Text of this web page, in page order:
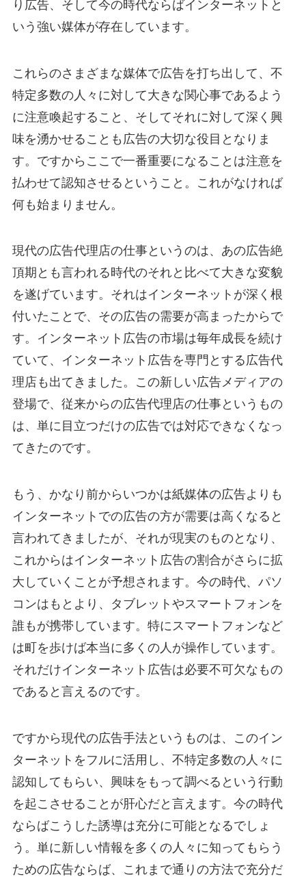
り広告、そして今の時代ならばインターネットと
いう強い媒体が存在しています。
これらのさまざまな媒体で広告を打ち出して、不
特定多数の人々に対して大きな関心事であるよう
に注意喚起すること、そしてそれに対して深く興
味を湧かせることも広告の大切な役目となりま
す。ですからここで一番重要になることは注意を
払わせて認知させるということ。これがなければ
何も始まりません。
現代の広告代理店の仕事というのは、あの広告絶
頂期とも言われる時代のそれと比べて大きな変貌
を遂げています。それはインターネットが深く根
付いたことで、その広告の需要が高まったからで
す。インターネット広告の市場は毎年成長を続け
ていて、インターネット広告を専門とする広告代
理店も出てきました。この新しい広告メディアの
登場で、従来からの広告代理店の仕事というもの
は、単に目立つだけの広告では対応できなくなっ
てきたのです。
もう、かなり前からいつかは紙媒体の広告よりも
インターネットでの広告の方が需要は高くなると
言われてきましたが、それが現実のものとなり、
これからはインターネット広告の割合がさらに拡
大していくことが予想されます。今の時代、パソ
コンはもとより、タブレットやスマートフォンを
誰もが携帯しています。特にスマートフォンなど
は町を歩けば本当に多くの人が操作しています。
それだけインターネット広告は必要不可欠なもの
であると言えるのです。
ですから現代の広告手法というものは、このイン
ターネットをフルに活用し、不特定多数の人々に
認知してもらい、興味をもって調べるという行動
を起こさせることが肝心だと言えます。今の時代
ならばこうした誘導は充分に可能となるでしょ
う。単に新しい情報を多くの人々に知ってもらう
ための広告ならば、これまで通りの方法で充分だ